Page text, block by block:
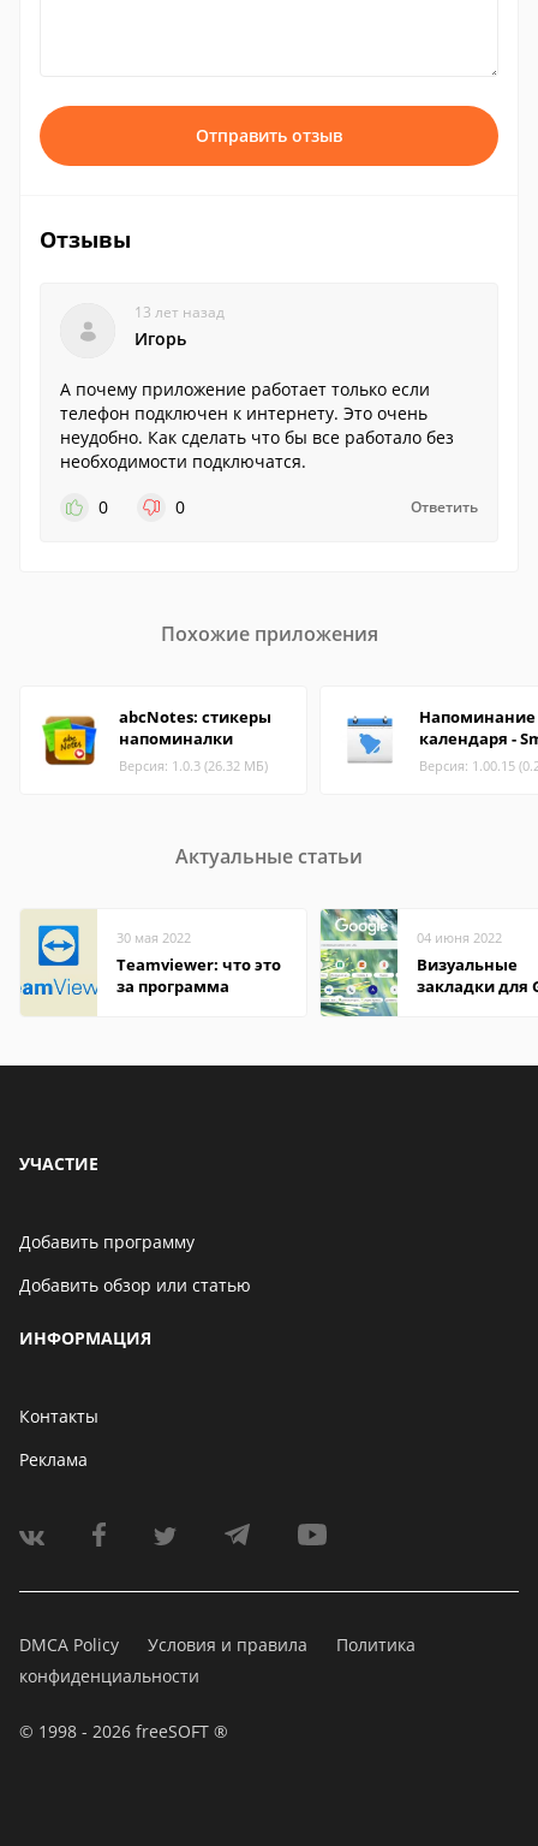
Отправить отзыв
Отзывы
13 лет назад
Игорь
А почему приложение работает только если
телефон подключен к интернету. Это очень
неудобно. Как сделать что бы все работало без
необходимости подключатся.
0
0 Ответить
Похожие приложения
abcNotes: стикеры
напоминалки
Версия: 1.0.3 (26.32 МБ)
Напоминание
календаря -
Версия: 1.00.15
Актуальные статьи
30 мая 2022
Teamviewer: что это
за программа
04 июня 2022
Визуальные
закладки для
УЧАСТИЕ
Добавить программу
Добавить обзор или статью
ИНФОРМАЦИЯ
Контакты
Реклама
DMCA Policy Условия и правила
Политика
конфиденциальности
© 1998 - 2026 freeSOFT ®